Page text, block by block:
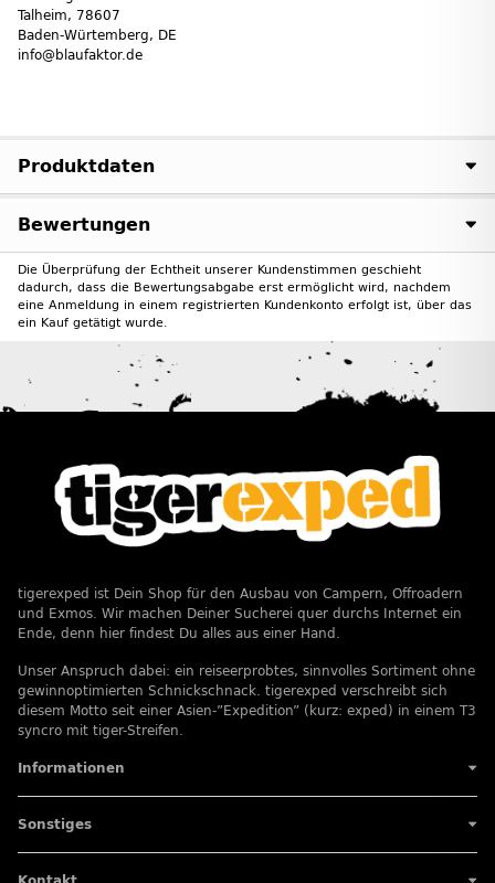
Talheim, 78607
Baden-Würtemberg, DE
info@blaufaktor.de
Produktdaten
Bewertungen
Die Überprüfung der Echtheit unserer Kundenstimmen geschieht
dadurch, dass die Bewertungsabgabe erst ermöglicht wird, nachdem
eine Anmeldung in einem registrierten Kundenkonto erfolgt ist, über das
ein Kauf getätigt wurde.
tigerexped ist Dein Shop für den Ausbau von Campern, Offroadern
und Exmos. Wir machen Deiner Sucherei quer durchs Internet ein
Ende, denn hier findest Du alles aus einer Hand.
Unser Anspruch dabei: ein reiseerprobtes, sinnvolles Sortiment ohne
gewinnoptimierten Schnickschnack. tigerexped verschreibt sich
diesem Motto seit einer Asien-”Expedition” (kurz: exped) in einem T3
syncro mit tiger-Streifen.
Informationen
Sonstiges